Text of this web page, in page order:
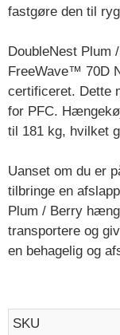
fastgøre den til
DoubleNest Plum
FreeWave™ 70D
certificeret. Dette
for PFC.
til 181 kg, hvilket
Uanset om du er
tilbringe en
Plum / Berry
transportere og
en behagelig og
SKU